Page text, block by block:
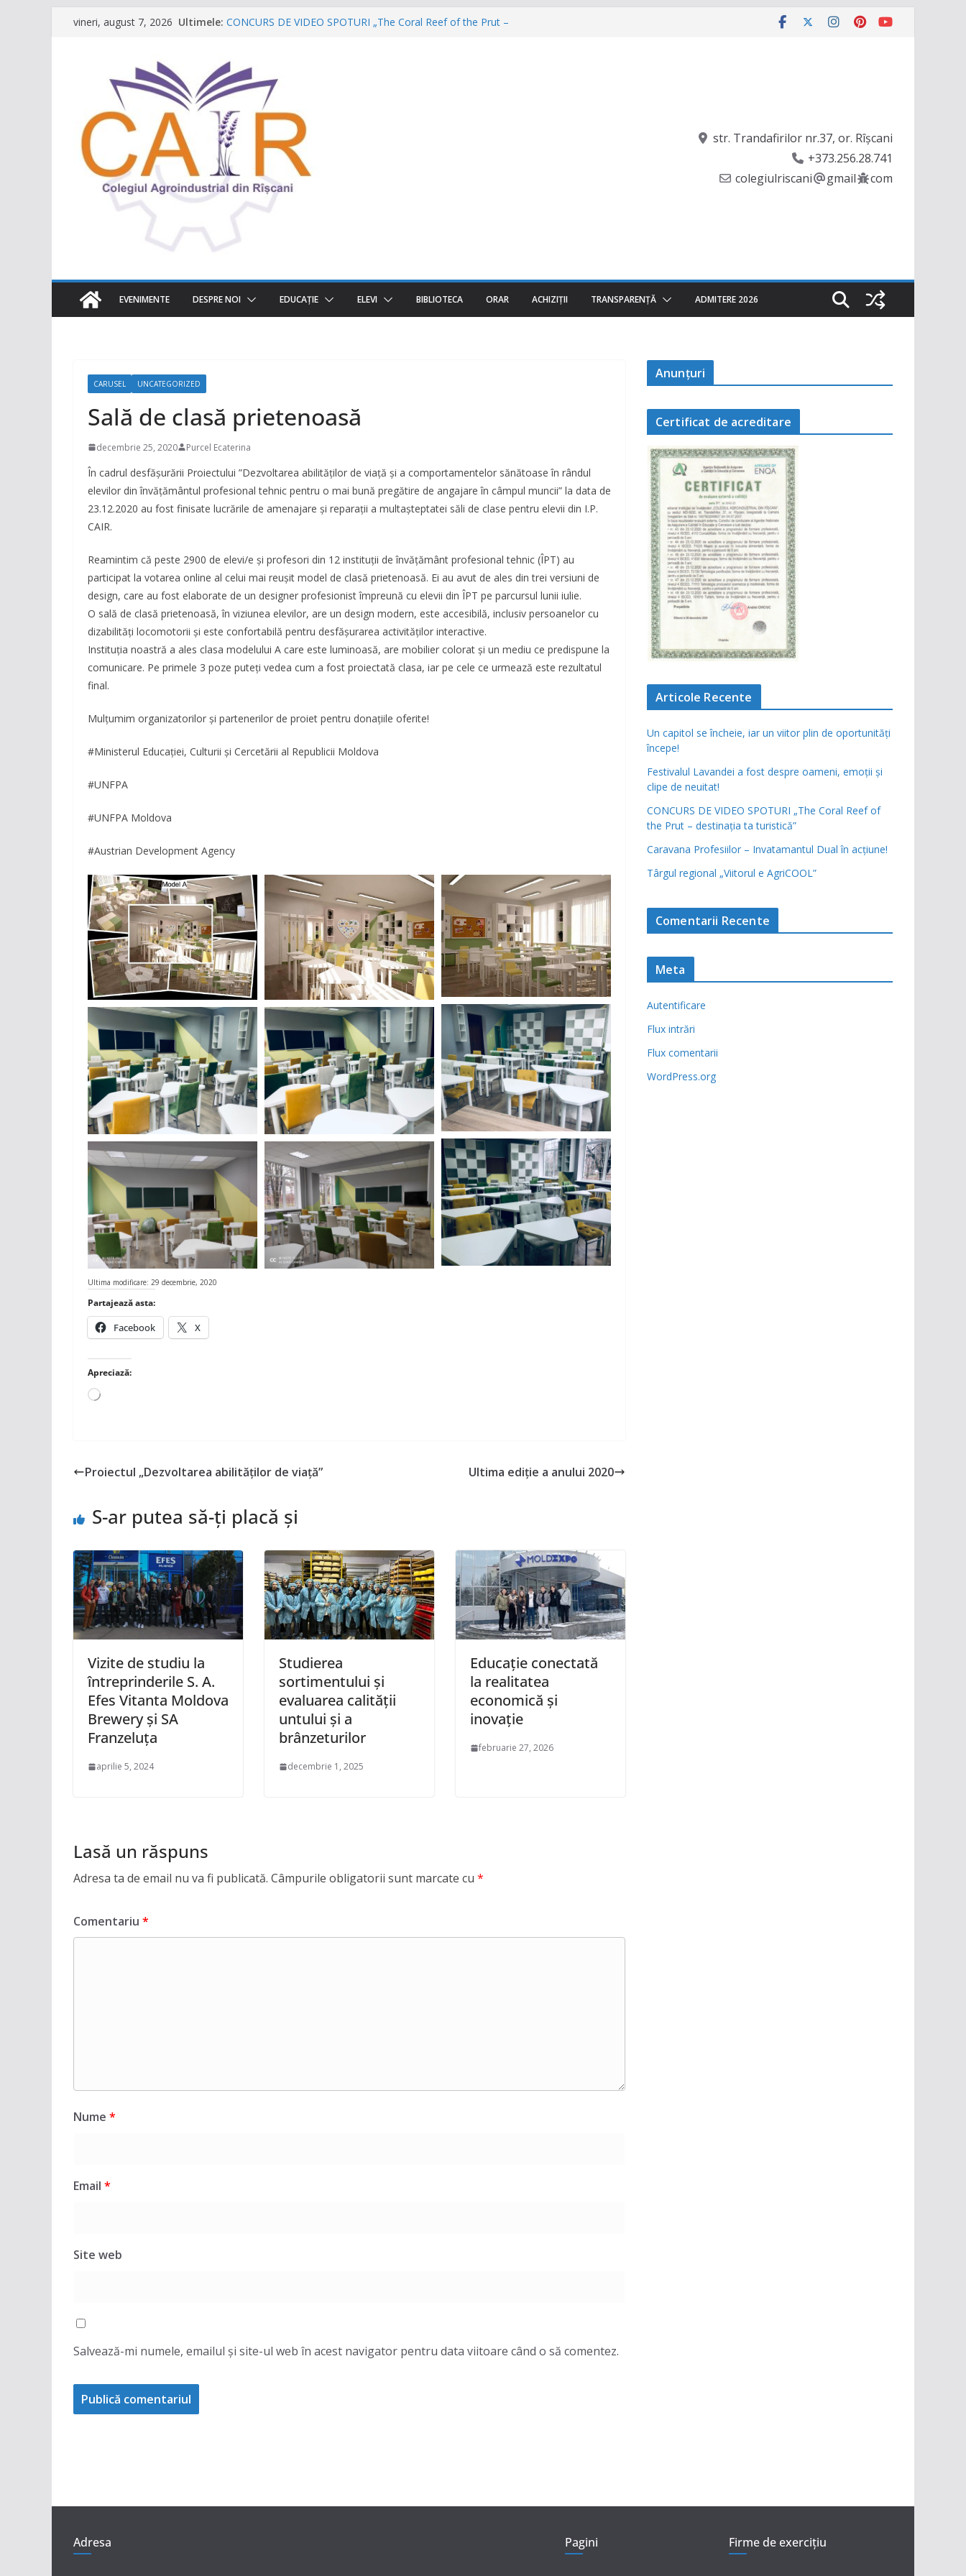
vineri, august 7, 2026 Ultimele: CONCURS DE VIDEO SPOTURI „The Coral Reef of the Prut –
Târgul regional „Viitorul e AgriCOOL”
Un capitol se încheie, iar un viitor plin de oportunități începe!
Festivalul Lavandei a fost despre oameni, emoții și clipe de
neuitat!
str. Trandafirilor nr.37, or. Rîşcani
+373.256.28.741
colegiulriscani
gmail com
EVENIMENTE DESPRE NOI EDUCAŢIE ELEVI BIBLIOTECA ORAR ACHIZIȚII TRANSPARENȚĂ ADMITERE 2026
CARUSEL UNCATEGORIZED
Sală de clasă prietenoasă
decembrie 25, 2020 Purcel Ecaterina
În cadrul desfășurării Proiectului ”Dezvoltarea abilităților de viață și a comportamentelor sănătoase în rândul
elevilor din învățământul profesional tehnic pentru o mai bună pregătire de angajare în câmpul muncii” la data de
23.12.2020 au fost finisate lucrările de amenajare și reparații a multașteptatei săli de clase pentru elevii din I.P.
CAIR.
Reamintim că peste 2900 de elevi/e și profesori din 12 instituții de învățământ profesional tehnic (ÎPT) au
participat la votarea online al celui mai reușit model de clasă prietenoasă. Ei au avut de ales din trei versiuni de
design, care au fost elaborate de un designer profesionist împreună cu elevii din ÎPT pe parcursul lunii iulie.
O sală de clasă prietenoasă, în viziunea elevilor, are un design modern, este accesibilă, inclusiv persoanelor cu
dizabilități locomotorii și este confortabilă pentru desfășurarea activităților interactive.
Instituția noastră a ales clasa modelului A care este luminoasă, are mobilier colorat și un mediu ce predispune la
comunicare. Pe primele 3 poze puteți vedea cum a fost proiectată clasa, iar pe cele ce urmează este rezultatul
final.
Mulțumim organizatorilor și partenerilor de proiet pentru donațiile oferite!
#Ministerul Educației, Culturii și Cercetării al Republicii Moldova
#UNFPA
#UNFPA Moldova
#Austrian Development Agency
Ultima modificare: 29 decembrie, 2020
Partajează asta:
Facebook X
Apreciază:
Încarc...
Proiectul „Dezvoltarea abilităților de viață” Ultima ediție a anului 2020
S-ar putea să-ți placă și
Vizite de studiu la
întreprinderile S. A.
Efes Vitanta Moldova
Brewery și SA
Franzeluţa
aprilie 5, 2024
Studierea
sortimentului şi
evaluarea calităţii
untului și a
brânzeturilor
decembrie 1, 2025
Educație conectată
la realitatea
economică și
inovație
februarie 27, 2026
Lasă un răspuns
Adresa ta de email nu va fi publicată. Câmpurile obligatorii sunt marcate cu *
Comentariu *
Nume *
Email *
Site web
Salvează-mi numele, emailul și site-ul web în acest navigator pentru data viitoare când o să comentez.
Anunţuri
Certificat de acreditare
Articole Recente
Un capitol se încheie, iar un viitor plin de oportunități
începe!
Festivalul Lavandei a fost despre oameni, emoții și
clipe de neuitat!
CONCURS DE VIDEO SPOTURI „The Coral Reef of
the Prut – destinația ta turistică”
Caravana Profesiilor – Invatamantul Dual în acțiune!
Târgul regional „Viitorul e AgriCOOL”
Comentarii Recente
Meta
Autentificare
Flux intrări
Flux comentarii
WordPress.org
Adresa Pagini Firme de exerciţiu